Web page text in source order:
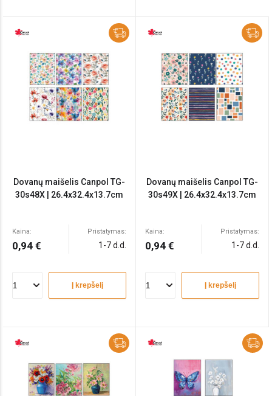
Dovanų maišelis Canpol TG-
30s48X | 26.4x32.4x13.7cm
Kaina:
0,94 €
Pristatymas:
1-7 d.d.
Į krepšelį
Dovanų maišelis Canpol TG-
30s49X | 26.4x32.4x13.7cm
Kaina:
0,94 €
Pristatymas:
1-7 d.d.
Į krepšelį